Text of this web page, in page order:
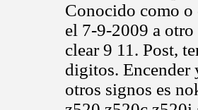
Conocido como o
el 7-9-2009 a otro
clear 9 11. Post,
digitos. Encender
otros signos es